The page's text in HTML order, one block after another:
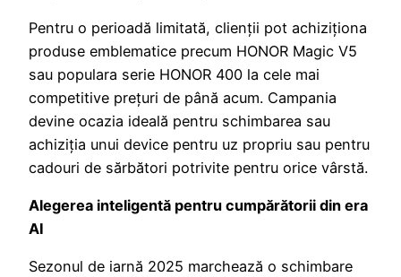
Pentru o perioadă limitată, clienții pot achiziționa
produse emblematice precum HONOR Magic V5
sau populara serie HONOR 400 la cele mai
competitive prețuri de până acum. Campania
devine ocazia ideală pentru schimbarea sau
achiziția unui device pentru uz propriu sau pentru
cadouri de sărbători potrivite pentru orice vârstă.
Alegerea inteligentă pentru cumpărătorii din era
AI
Sezonul de iarnă 2025 marchează o schimbare